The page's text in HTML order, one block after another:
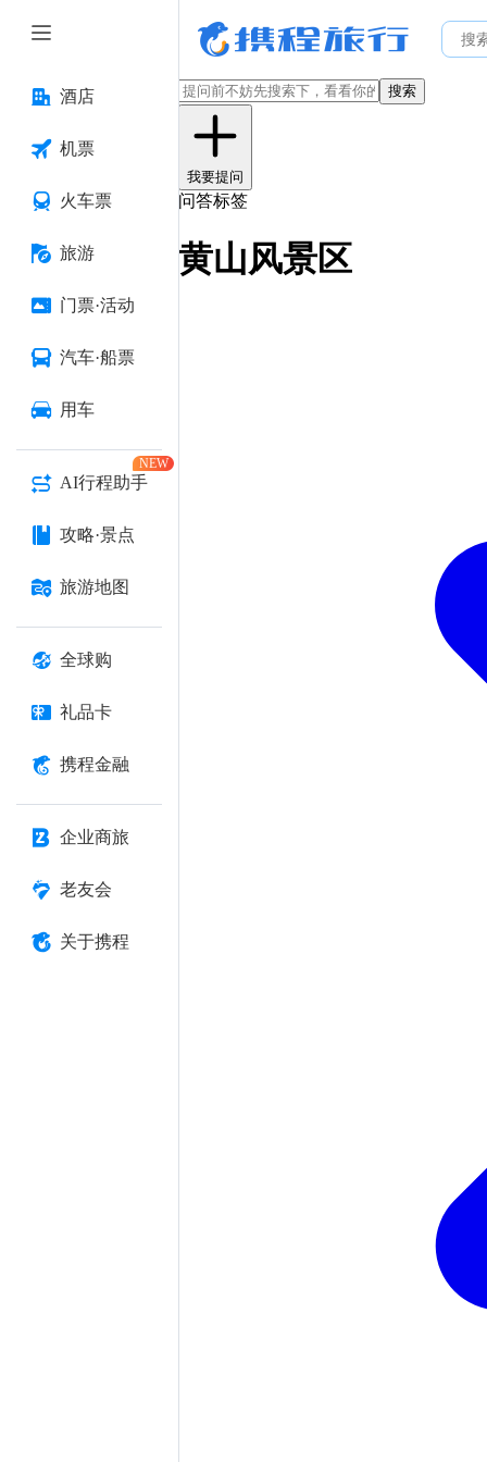
酒店
机票
火车票
旅游
门票·活动
汽车·船票
用车
AI行程助手
NEW
攻略·景点
旅游地图
全球购
礼品卡
携程金融
企业商旅
老友会
关于携程
搜索
我要提问
问答标签
黄山风景区